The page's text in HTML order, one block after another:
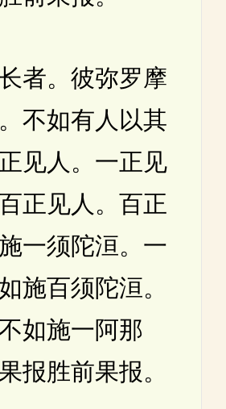
。彼弥罗摩
不如有人以其
见人。一正见
正见人。百正
一须陀洹。一
施百须陀洹。
如施一阿那
报胜前果报。